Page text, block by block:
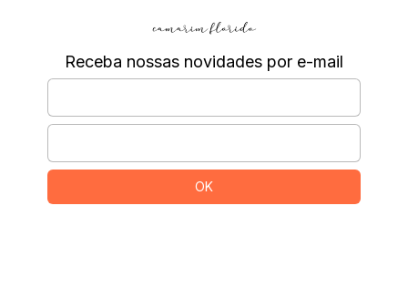
Receba nossas novidades por e-mail